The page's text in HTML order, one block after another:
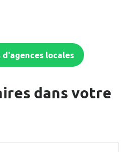
locales
dans votre